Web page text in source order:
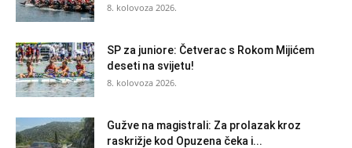
8. kolovoza 2026.
SP za juniore: Četverac s Rokom Mijićem
deseti na svijetu!
8. kolovoza 2026.
Gužve na magistrali: Za prolazak kroz
raskrižje kod Opuzena čeka i...